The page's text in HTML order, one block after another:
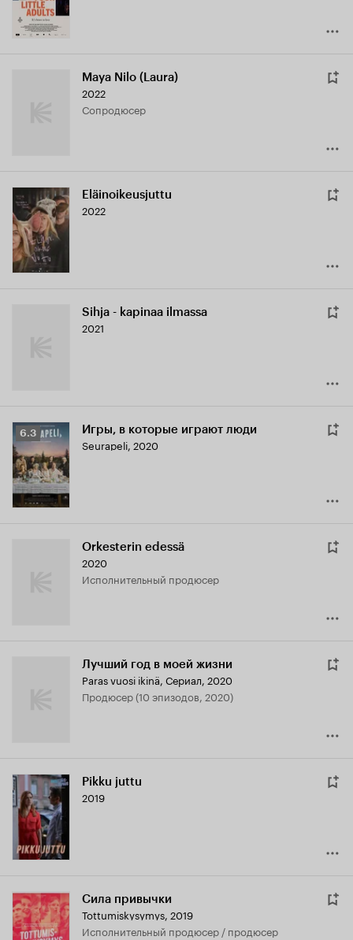
Maya Nilo (Laura)
2022
сопродюсер
Eläinoikeusjuttu
2022
Sihja - kapinaa ilmassa
2021
Рейтинг
Кинопоиска
6.3
6.3 Игры, в которые играют люди
Seurapeli, 2020
Orkesterin edessä
2020
исполнительный продюсер
Лучший год в моей жизни
Paras vuosi ikinä, Сериал, 2020
продюсер (10 эпизодов, 2020)
Pikku juttu
2019
Сила привычки
Tottumiskysymys, 2019
исполнительный продюсер / продюсер